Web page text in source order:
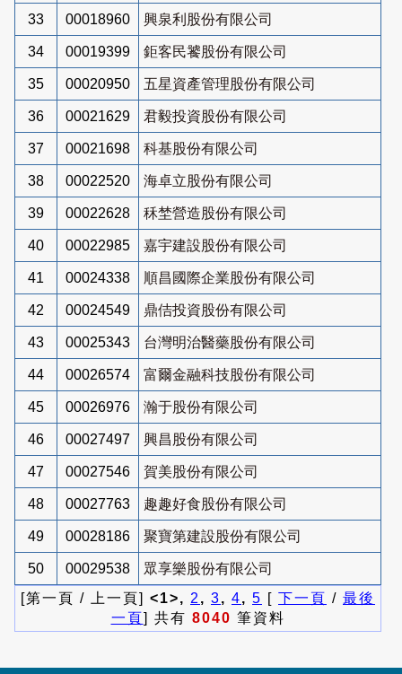
33 00018960 興泉利股份有限公司
34 00019399 鉅客民饕股份有限公司
35 00020950 五星資產管理股份有限公司
36 00021629 君毅投資股份有限公司
37 00021698 科基股份有限公司
38 00022520 海卓立股份有限公司
39 00022628 秝埜營造股份有限公司
40 00022985 嘉宇建設股份有限公司
41 00024338 順昌國際企業股份有限公司
42 00024549 鼎佶投資股份有限公司
43 00025343 台灣明治醫藥股份有限公司
44 00026574 富爾金融科技股份有限公司
45 00026976 瀚于股份有限公司
46 00027497 興昌股份有限公司
47 00027546 賀美股份有限公司
48 00027763 趣趣好食股份有限公司
49 00028186 聚寶第建設股份有限公司
50 00029538
眾享樂股份有限公司
[第一頁 / 上一頁] <1>, 2 , 3, 4, 5 [ 下一頁 / 最後
一頁] 共有 8040 筆資料